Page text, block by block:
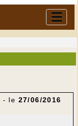
- le 27/06/2016